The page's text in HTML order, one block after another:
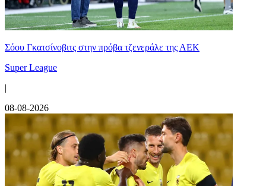
Σόου Γκατσίνοβιτς στην πρόβα τζενεράλε της ΑΕΚ
Super League
|
08-08-2026